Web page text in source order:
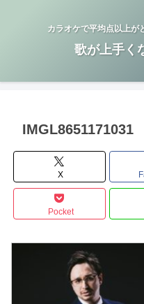
カラオケで平均点以上が
歌が上手く
IMGL8651171031
X
Pocket